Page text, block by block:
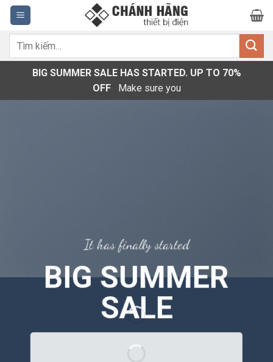
Bỏ
qua
nội
dung
Tìm
BIG SUMMER SALE HAS STARTED. UP TO 70%
OFF Make sure you
It has finally started
BIG SUMMER
SALE